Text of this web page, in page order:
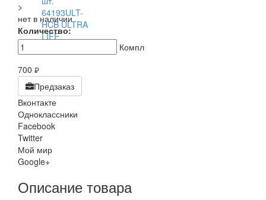
>
нет в наличии
Количество:
Компл
700 руб.
Предзаказ
Вконтакте
Одноклассники
Facebook
Twitter
Мой мир
Google+
Описание товара